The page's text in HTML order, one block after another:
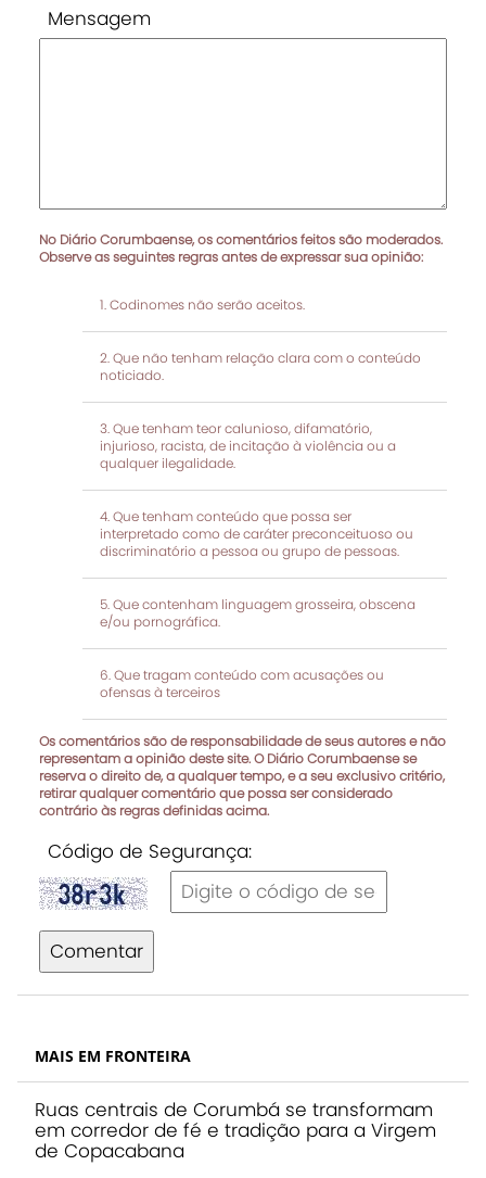
Mensagem
No Diário Corumbaense, os comentários feitos são moderados.
Observe as seguintes regras antes de expressar sua opinião:
Codinomes não serão aceitos.
Que não tenham relação clara com o conteúdo
noticiado.
Que tenham teor calunioso, difamatório,
injurioso, racista, de incitação à violência ou a
qualquer ilegalidade.
Que tenham conteúdo que possa ser
interpretado como de caráter preconceituoso ou
discriminatório a pessoa ou grupo de pessoas.
Que contenham linguagem grosseira, obscena
e/ou pornográfica.
Que tragam conteúdo com acusações ou
ofensas à terceiros
Os comentários são de responsabilidade de seus autores e não
representam a opinião deste site. O Diário Corumbaense se
reserva o direito de, a qualquer tempo, e a seu exclusivo critério,
retirar qualquer comentário que possa ser considerado
contrário às regras definidas acima.
Código de Segurança:
Comentar
MAIS EM FRONTEIRA
Ruas centrais de Corumbá se transformam
em corredor de fé e tradição para a Virgem
de Copacabana